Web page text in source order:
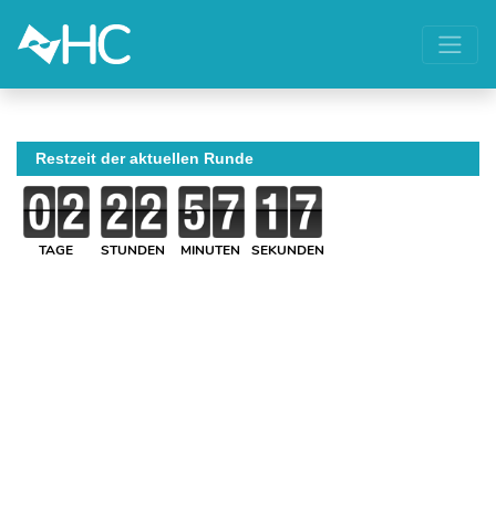
Restzeit der aktuellen Runde
TAGE STUNDEN MINUTEN SEKUNDEN